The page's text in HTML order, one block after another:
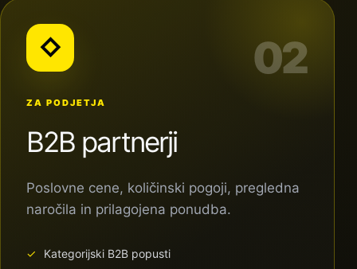
02
◇
ZA PODJETJA
B2B partnerji
Poslovne cene, količinski pogoji, pregledna
naročila in prilagojena ponudba.
Kategorijski B2B popusti